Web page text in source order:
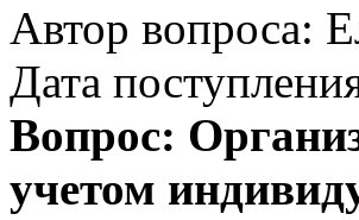
Автор вопроса:
Дата
Вопрос:
учетом